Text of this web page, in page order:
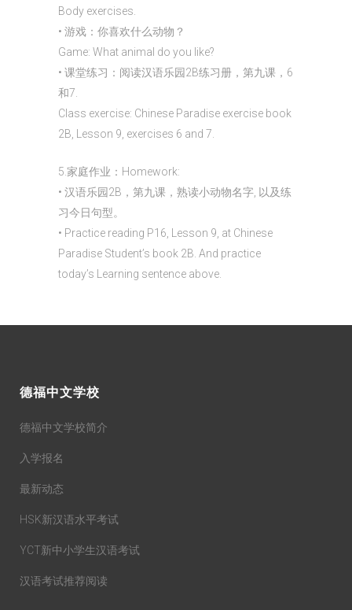
Body exercises.
• 游戏：你喜欢什么动物？
Game: What animal do you like?
• 课堂练习：阅读汉语乐园2B练习册，第九课，6
和7.
Class exercise: Chinese Paradise exercise book
2B, Lesson 9, exercises 6 and 7.
5.家庭作业：Homework:
• 汉语乐园2B，第九课，熟读小动物名字, 以及练
习今日句型。
• Practice reading P16, Lesson 9, at Chinese
Paradise Student’s book 2B. And practice
today’s Learning sentence above.
德福中文学校
德福中文学校简介
入学报名
最新动态
HSK新汉语水平考试
YCT新中小学生汉语考试
汉语考试推荐阅读